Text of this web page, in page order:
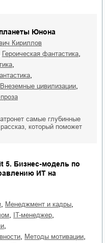
Юнона
Кириллов
героическая фантастика
внеземные цивилизации
проза
самые глубинные
который поможет
5. Бизнес-модель по
ИТ на
менеджмент и кадры
IT-менеджер
методы мотивации